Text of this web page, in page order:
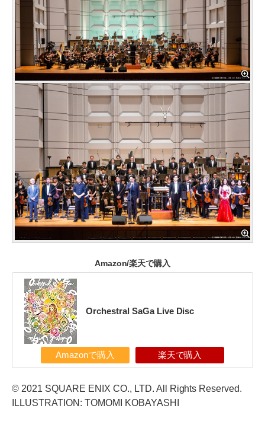
Amazon/楽天で購入
Orchestral SaGa Live Disc
Amazonで購入 楽天で購入
© 2021 SQUARE ENIX CO., LTD. All Rights Reserved.
ILLUSTRATION: TOMOMI KOBAYASHI